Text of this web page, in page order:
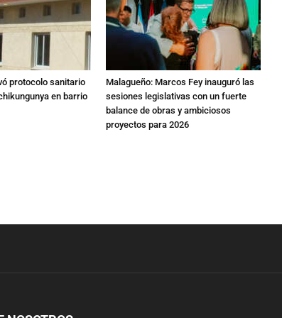
protocolo sanitario
en barrio
Malagueño: Marcos Fey inauguró las
sesiones legislativas con un fuerte
balance de obras y ambiciosos
proyectos para 2026